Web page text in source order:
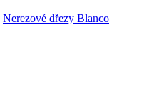
Nerezové dřezy Blanco